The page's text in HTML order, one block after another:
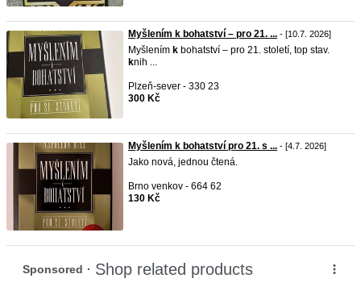
Myšlením k bohatství – pro 21. ... - [10.7. 2026]
Myšlením k bohatství – pro 21. století, top stav.
knih ...
Plzeň-sever - 330 23
300 Kč
Myšlením k bohatství pro 21. s ... - [4.7. 2026]
Jako nová, jednou čtená.
Brno venkov - 664 62
130 Kč